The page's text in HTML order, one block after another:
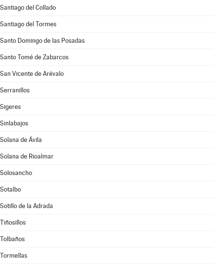
Santiago del Collado
Santiago del Tormes
Santo Domingo de las Posadas
Santo Tomé de Zabarcos
San Vicente de Arévalo
Serranillos
Sigeres
Sinlabajos
Solana de Ávila
Solana de Rioalmar
Solosancho
Sotalbo
Sotillo de la Adrada
Tiñosillos
Tolbaños
Tormellas